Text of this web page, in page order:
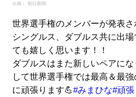
出典： 朝日新聞
世界選手権のメンバーが発表さ
シングルス、ダブルス共に出
ても嬉しく思います！！
ダブルスはまた新しいペアに
して世界選手権では最高＆最
に頑張ります💪#みまひな#頑